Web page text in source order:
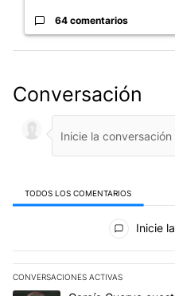
64 comentarios
Conversación
TODOS LOS COMENTARIOS
Todos los comentarios
Inicie
CONVERSACIONES ACTIVAS
Este listado muestra los